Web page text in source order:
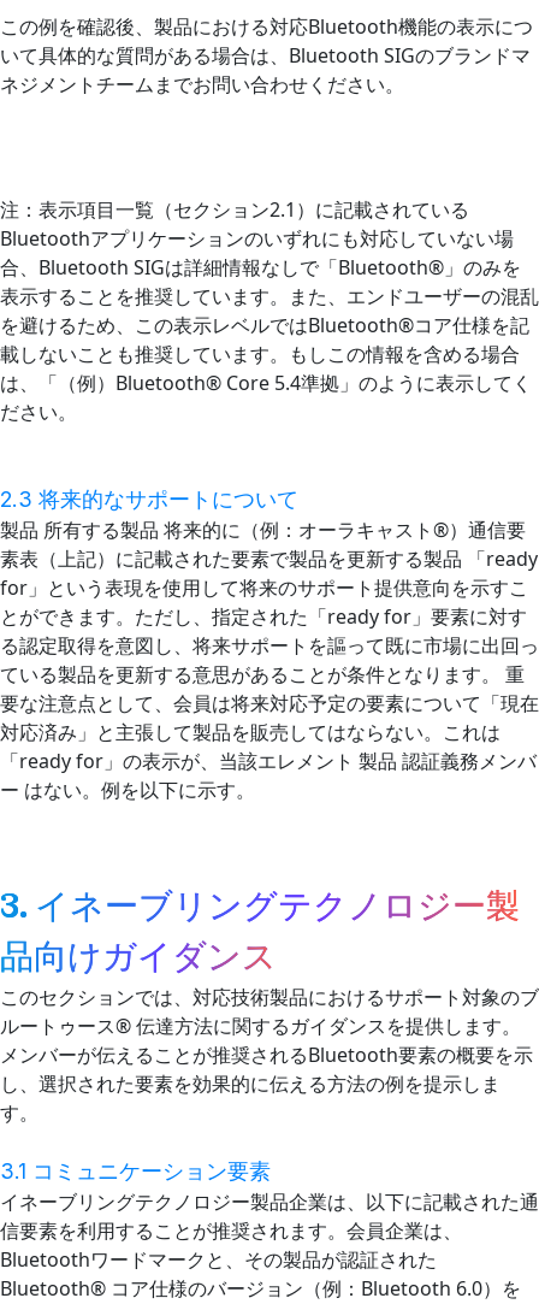
この例を確認後、製品における対応Bluetooth機能の表示につ
いて具体的な質問がある場合は、Bluetooth SIGのブランドマ
ネジメントチームまでお問い合わせください。
注：表示項目一覧（セクション2.1）に記載されている
Bluetoothアプリケーションのいずれにも対応していない場
合、Bluetooth SIGは詳細情報なしで「Bluetooth®」のみを
表示することを推奨しています。また、エンドユーザーの混乱
を避けるため、この表示レベルではBluetooth®コア仕様を記
載しないことも推奨しています。もしこの情報を含める場合
は、「（例）Bluetooth® Core 5.4準拠」のように表示してく
ださい。
2.3 将来的なサポートについて
製品 所有する製品 将来的に（例：オーラキャスト®）通信要
素表（上記）に記載された要素で製品を更新する製品 「ready
for」という表現を使用して将来のサポート提供意向を示すこ
とができます。ただし、指定された「ready for」要素に対す
る認定取得を意図し、将来サポートを謳って既に市場に出回っ
ている製品を更新する意思があることが条件となります。 重
要な注意点として、会員は将来対応予定の要素について「現在
対応済み」と主張して製品を販売してはならない。これは
「ready for」の表示が、当該エレメント 製品 認証義務メンバ
ー はない。例を以下に示す。
3. イネーブリングテクノロジー製
品向けガイダンス
このセクションでは、対応技術製品におけるサポート対象のブ
ルートゥース® 伝達方法に関するガイダンスを提供します。
メンバーが伝えることが推奨されるBluetooth要素の概要を示
し、選択された要素を効果的に伝える方法の例を提示しま
す。
3.1 コミュニケーション要素
イネーブリングテクノロジー製品企業は、以下に記載された通
信要素を利用することが推奨されます。会員企業は、
Bluetoothワードマークと、その製品が認証された
Bluetooth® コア仕様のバージョン（例：Bluetooth 6.0）を